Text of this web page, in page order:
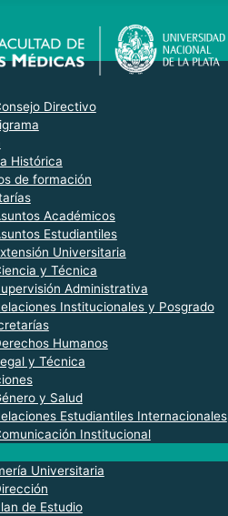
Directivo
Histórica
de formación
Académicos
Estudiantiles
Universitaria
y Técnica
Administrativa
Institucionales y Posgrado
Humanos
y Técnica
y Salud
Estudiantiles Internacionales
Institucional
Universitaria
de Estudio